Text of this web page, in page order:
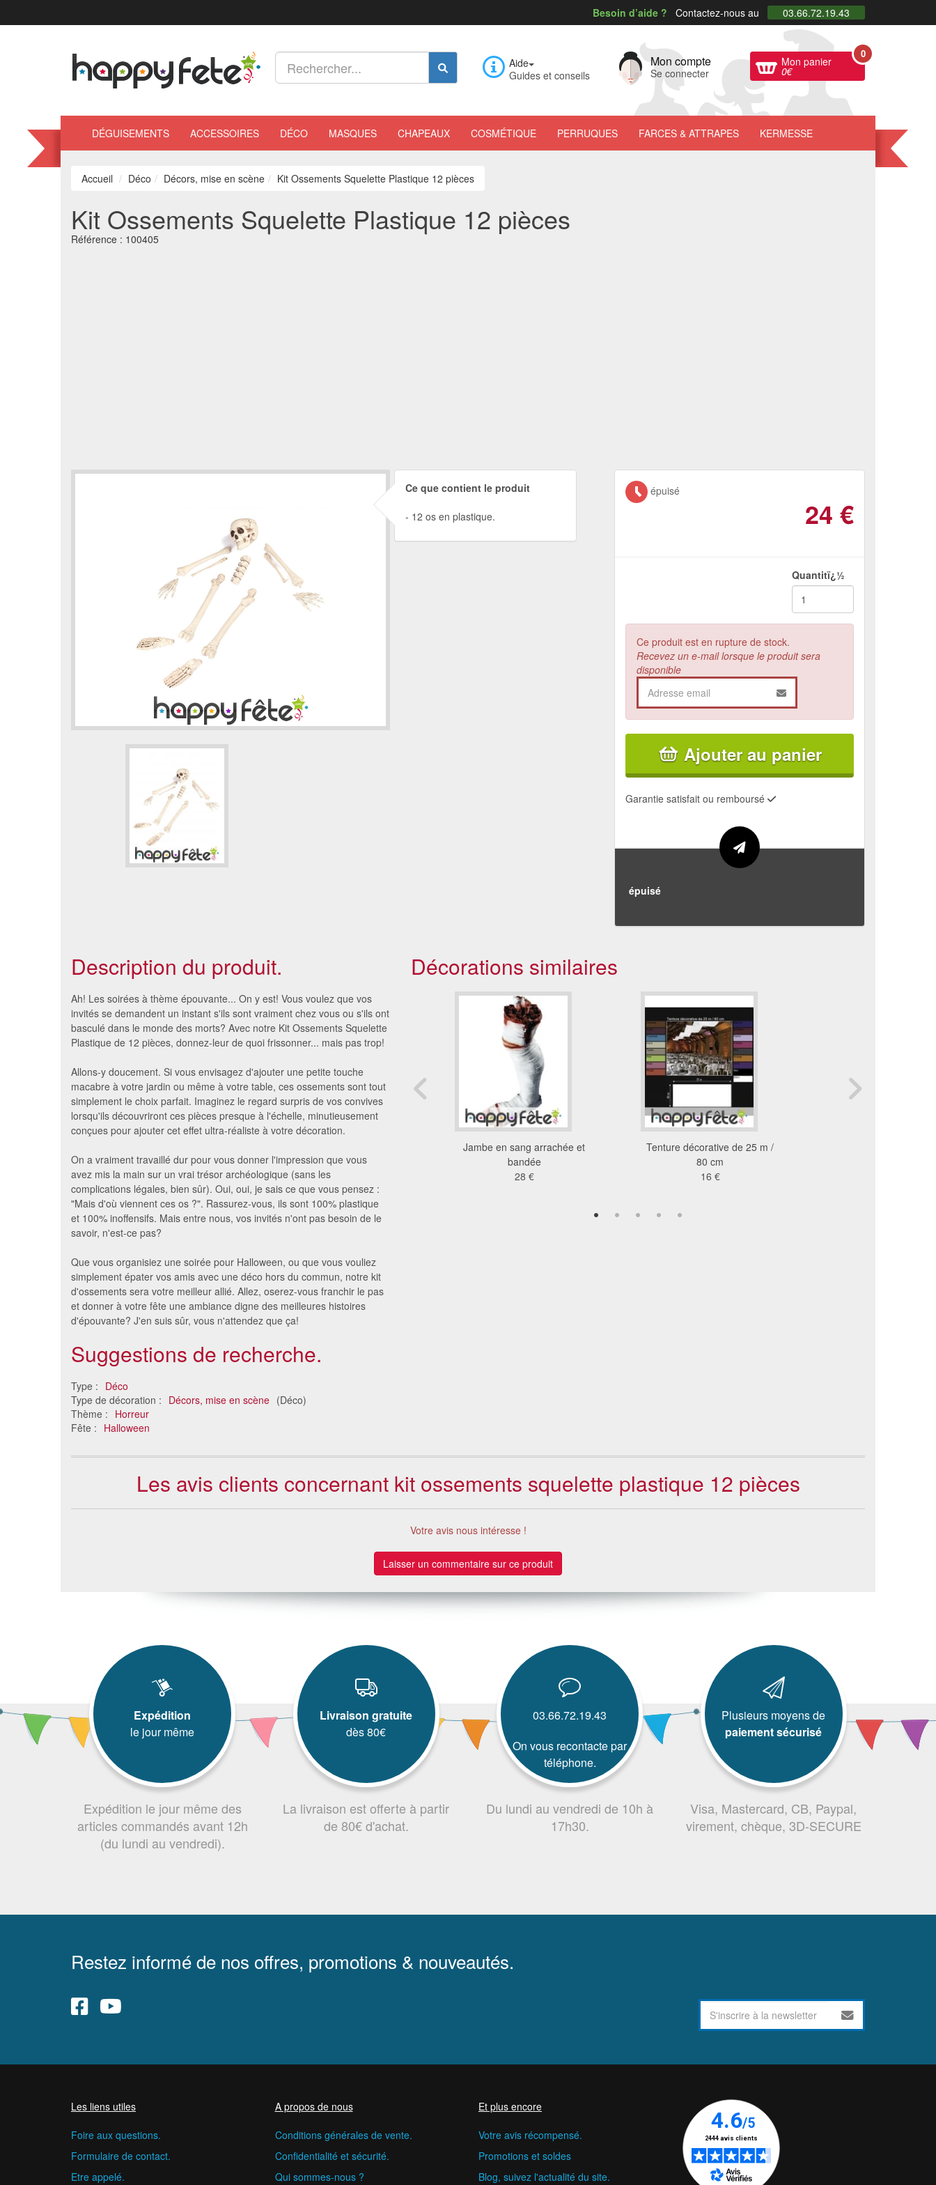
Besoin d’aide ? Contactez-nous au 03.66.72.19.43
Aide
Guides et conseils
Mon compte
Se connecter
Mon panier
0€
0
DÉGUISEMENTS ACCESSOIRES DÉCO MASQUES CHAPEAUX COSMÉTIQUE PERRUQUES FARCES & ATTRAPES KERMESSE
Accueil Déco Décors, mise en scène Kit Ossements Squelette Plastique 12 pièces
Kit Ossements Squelette Plastique 12 pièces
Référence : 100405
Ce que contient le produit
12 os en plastique.
épuisé
24 €
Quantitï¿½
Ce produit est en rupture de stock.
Recevez un e-mail lorsque le produit sera
disponible
Ajouter au panier
Garantie satisfait ou remboursé
épuisé
Description du produit.
Ah! Les soirées à thème épouvante... On y est! Vous voulez que vos
invités se demandent un instant s'ils sont vraiment chez vous ou s'ils ont
basculé dans le monde des morts? Avec notre Kit Ossements Squelette
Plastique de 12 pièces, donnez-leur de quoi frissonner... mais pas trop!
Allons-y doucement. Si vous envisagez d'ajouter une petite touche
macabre à votre jardin ou même à votre table, ces ossements sont tout
simplement le choix parfait. Imaginez le regard surpris de vos convives
lorsqu'ils découvriront ces pièces presque à l'échelle, minutieusement
conçues pour ajouter cet effet ultra-réaliste à votre décoration.
On a vraiment travaillé dur pour vous donner l'impression que vous
avez mis la main sur un vrai trésor archéologique (sans les
complications légales, bien sûr). Oui, oui, je sais ce que vous pensez :
"Mais d'où viennent ces os ?". Rassurez-vous, ils sont 100% plastique
et 100% inoffensifs. Mais entre nous, vos invités n'ont pas besoin de le
savoir, n'est-ce pas?
Que vous organisiez une soirée pour Halloween, ou que vous vouliez
simplement épater vos amis avec une déco hors du commun, notre kit
d'ossements sera votre meilleur allié. Allez, oserez-vous franchir le pas
et donner à votre fête une ambiance digne des meilleures histoires
d'épouvante? J'en suis sûr, vous n'attendez que ça!
Suggestions de recherche.
Type : Déco
Type de décoration : Décors, mise en scène (Déco)
Thème : Horreur
Fête : Halloween
Décorations similaires
10 €
2.28 €
Jambe en sang arrachée et
bandée
28 €
Tenture décorative de 25 m /
80 cm
16 €
Les avis clients concernant kit ossements squelette plastique 12 pièces
Votre avis nous intéresse !
Laisser un commentaire sur ce produit
Expédition
le jour même
Expédition le jour même des
articles commandés avant 12h
(du lundi au vendredi).
Livraison gratuite
dès 80€
La livraison est offerte à partir
de 80€ d'achat.
03.66.72.19.43
On vous recontacte par
téléphone.
Du lundi au vendredi de 10h à
17h30.
Plusieurs moyens de
paiement sécurisé
Visa, Mastercard, CB, Paypal,
virement, chèque, 3D-SECURE
Restez informé de nos offres, promotions & nouveautés.
Les liens utiles
Foire aux questions.
Formulaire de contact.
Etre appelé.
A propos de nous
Conditions générales de vente.
Confidentialité et sécurité.
Qui sommes-nous ?
Et plus encore
Votre avis récompensé.
Promotions et soldes
Blog, suivez l'actualité du site.